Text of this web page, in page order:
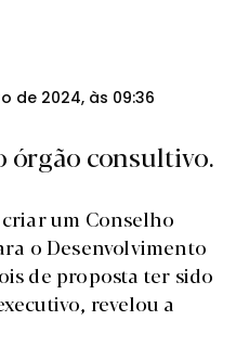
de 2024, às 09:36
órgão consultivo.
um Conselho
o Desenvolvimento
de proposta ter sido
revelou a